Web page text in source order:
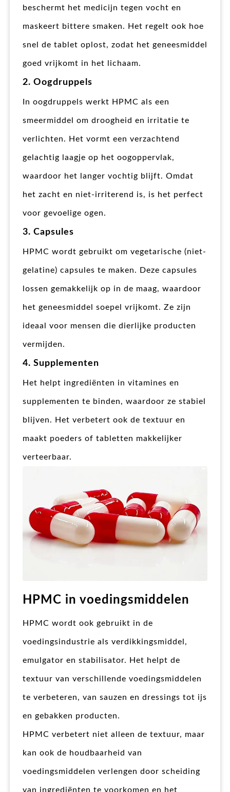
beschermt het medicijn tegen vocht en
maskeert bittere smaken. Het regelt ook hoe
snel de tablet oplost, zodat het geneesmiddel
goed vrijkomt in het lichaam.
2. Oogdruppels
In oogdruppels werkt HPMC als een
smeermiddel om droogheid en irritatie te
verlichten. Het vormt een verzachtend
gelachtig laagje op het oogoppervlak,
waardoor het langer vochtig blijft. Omdat
het zacht en niet-irriterend is, is het perfect
voor gevoelige ogen.
3. Capsules
HPMC wordt gebruikt om vegetarische (niet-
gelatine) capsules te maken. Deze capsules
lossen gemakkelijk op in de maag, waardoor
het geneesmiddel soepel vrijkomt. Ze zijn
ideaal voor mensen die dierlijke producten
vermijden.
4. Supplementen
Het helpt ingrediënten in vitamines en
supplementen te binden, waardoor ze stabiel
blijven. Het verbetert ook de textuur en
maakt poeders of tabletten makkelijker
verteerbaar.
HPMC in voedingsmiddelen
HPMC wordt ook gebruikt in de
voedingsindustrie als verdikkingsmiddel,
emulgator en stabilisator. Het helpt de
textuur van verschillende voedingsmiddelen
te verbeteren, van sauzen en dressings tot ijs
en gebakken producten.
HPMC verbetert niet alleen de textuur, maar
kan ook de houdbaarheid van
voedingsmiddelen verlengen door scheiding
van ingrediënten te voorkomen en het